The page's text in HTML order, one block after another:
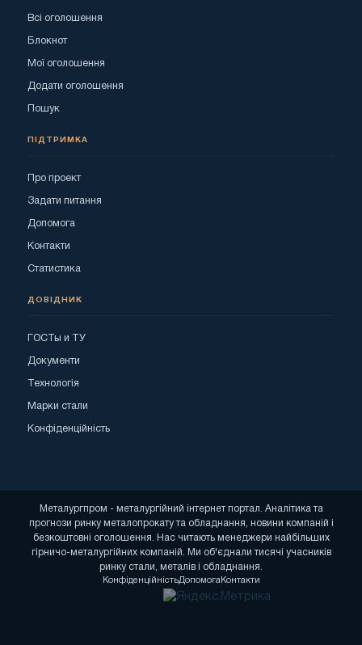
Всі оголошення
Блокнот
Мої оголошення
Додати оголошення
Пошук
ПІДТРИМКА
Про проект
Задати питання
Допомога
Контакти
Статистика
ДОВІДНИК
ГОСТы и ТУ
Документи
Технологія
Марки стали
Конфіденційність
Металургпром - металургійний інтернет портал. Аналітика та
прогнози ринку металопрокату та обладнання, новини компаній і
безкоштовні оголошення. Нас читають менеджери найбільших
гірничо-металургійних компаній. Ми об'єднали тисячі учасників
ринку стали, металів і обладнання.
КонфіденційністьДопомогаКонтакти